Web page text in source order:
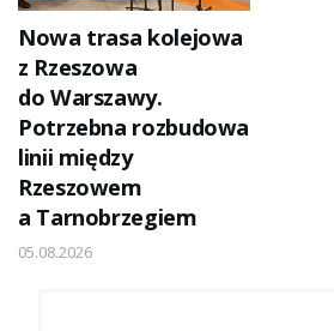
Nowa trasa kolejowa
z Rzeszowa
do Warszawy.
Potrzebna rozbudowa
linii między
Rzeszowem
a Tarnobrzegiem
05.08.2026